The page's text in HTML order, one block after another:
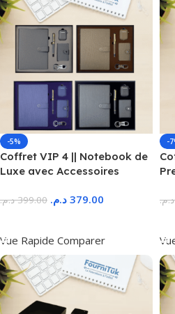
-5%
Coffret VIP 4 || Notebook de
Luxe avec Accessoires
399.00 د.م. 379.00 د.م.
Vue Rapide Comparer
-
د.م.